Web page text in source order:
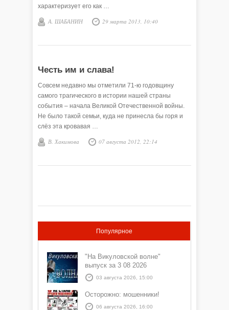
характеризует его как …
А. ШАБАНИН 29 марта 2013, 10:40
Честь им и слава!
Совсем недавно мы отметили 71-ю годовщину
самого трагического в истории нашей страны
события – начала Великой Отечественной войны.
Не было такой семьи, куда не принесла бы горя и
слёз эта кровавая …
В. Хакимова 07 августа 2012, 22:14
Популярное
"На Викуловской волне"
выпуск за 3 08 2026
03 августа 2026, 15:00
Осторожно: мошенники!
06 августа 2026, 16:00